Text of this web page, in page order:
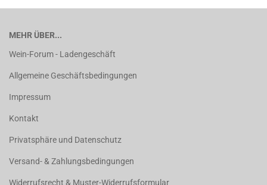
MEHR ÜBER...
Wein-Forum - Ladengeschäft
Allgemeine Geschäftsbedingungen
Impressum
Kontakt
Privatsphäre und Datenschutz
Versand- & Zahlungsbedingungen
Widerrufsrecht & Muster-Widerrufsformular